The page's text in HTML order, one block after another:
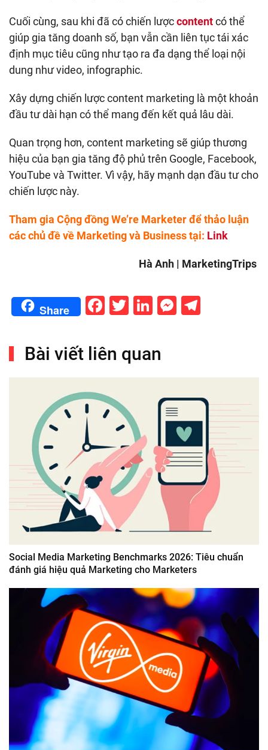
Cuối cùng, sau khi đã có chiến lượccontentcó thể
giúp gia tăng doanh số, bạn vẫn cần liên tục tái xác
định mục tiêu cũng như tạo ra đa dạng thể loại nội
dung như video, infographic.
Xây dựng chiến lược content marketing là một khoản
đầu tư dài hạn có thể mang đến kết quả lâu dài.
Quan trọng hơn, content marketing sẽ giúp thương
hiệu của bạn gia tăng độ phủ trên Google, Facebook,
YouTube và Twitter. Vì vậy, hãy mạnh dạn đầu tư cho
chiến lược này.
Tham gia Cộng đồng We’re Marketer để thảo luận
các chủ đề về Marketing và Business tại: Link
Hà Anh | MarketingTrips
Share Facebook
Twitter
LinkedIn
Bài viết liên quan
Social Media Marketing Benchmarks 2026: Tiêu chuẩn
đánh giá hiệu quả Marketing cho Marketers